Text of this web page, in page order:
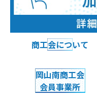
商工会について
岡山南商工会
会員事業所